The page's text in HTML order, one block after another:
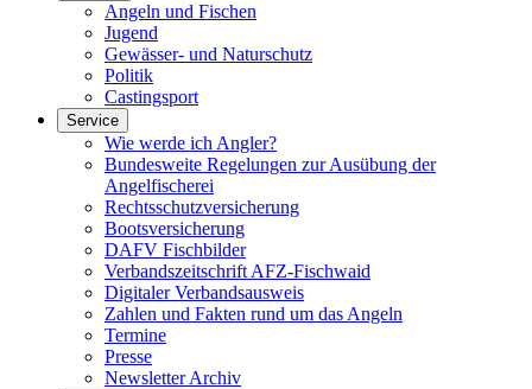
Angeln und Fischen
Jugend
Gewässer- und Naturschutz
Politik
Castingsport
Service
Wie werde ich Angler?
Bundesweite Regelungen zur Ausübung der
Angelfischerei
Rechtsschutzversicherung
Bootsversicherung
DAFV Fischbilder
Verbandszeitschrift AFZ-Fischwaid
Digitaler Verbandsausweis
Zahlen und Fakten rund um das Angeln
Termine
Presse
Newsletter Archiv